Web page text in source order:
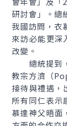
研討會」。總
我國訪問，衣
來訪必能更深
改變。
總統提到，
教宗方濟（
接待與禮遇，
所有同仁表示
慕達神父晤面